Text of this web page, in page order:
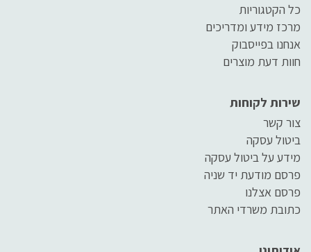
כל הקטגוריות
מרכז מידע ומדריכים
אנחנו בפייסבוק
חוות דעת מוצרים
שירות לקוחות
צור קשר
ביטול עסקה
מידע על ביטול עסקה
פרסם מודעת יד שניה
פרסם אצלנו
כתובת משרדי האתר